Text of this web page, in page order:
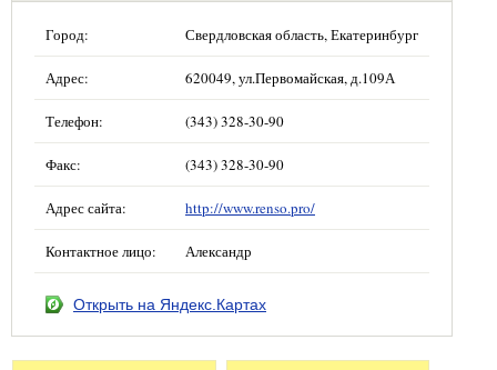
Город: Свердловская область, Екатеринбург
Адрес: 620049, ул.Первомайская, д.109А
Телефон: (343) 328-30-90
Факс: (343) 328-30-90
Адрес сайта: http://www.renso.pro/
Контактное лицо: Александр
Открыть на Яндекс.Картах